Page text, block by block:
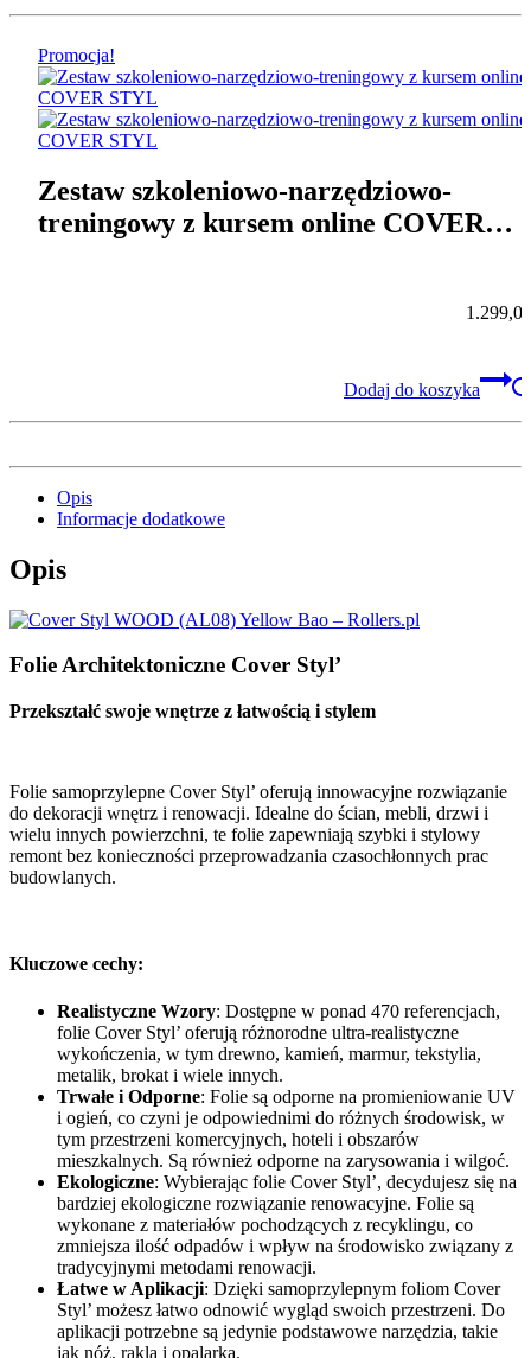
Promocja!
Zestaw szkoleniowo-narzędziowo-
treningowy z kursem online COVER
Dodaj do koszyka
Opis
Informacje dodatkowe
Opis
Folie Architektoniczne Cover Styl’
Przekształć swoje wnętrze z łatwością i stylem
Folie samoprzylepne Cover Styl’ oferują innowacyjne rozwiązanie
do dekoracji wnętrz i renowacji. Idealne do ścian, mebli, drzwi i
wielu innych powierzchni, te folie zapewniają szybki i stylowy
remont bez konieczności przeprowadzania czasochłonnych prac
budowlanych.
Kluczowe cechy:
Realistyczne Wzory: Dostępne w ponad 470 referencjach,
folie Cover Styl’ oferują różnorodne ultra-realistyczne
wykończenia, w tym drewno, kamień, marmur, tekstylia,
metalik, brokat i wiele innych.
Trwałe i Odporne: Folie są odporne na promieniowanie UV
i ogień, co czyni je odpowiednimi do różnych środowisk, w
tym przestrzeni komercyjnych, hoteli i obszarów
mieszkalnych. Są również odporne na zarysowania i wilgoć.
Ekologiczne: Wybierając folie Cover Styl’, decydujesz się na
bardziej ekologiczne rozwiązanie renowacyjne. Folie są
wykonane z materiałów pochodzących z recyklingu, co
zmniejsza ilość odpadów i wpływ na środowisko związany z
tradycyjnymi metodami renowacji.
Łatwe w Aplikacji: Dzięki samoprzylepnym foliom Cover
Styl’ możesz łatwo odnowić wygląd swoich przestrzeni. Do
aplikacji potrzebne są jedynie podstawowe narzędzia, takie
jak nóż, rakla i opalarka.